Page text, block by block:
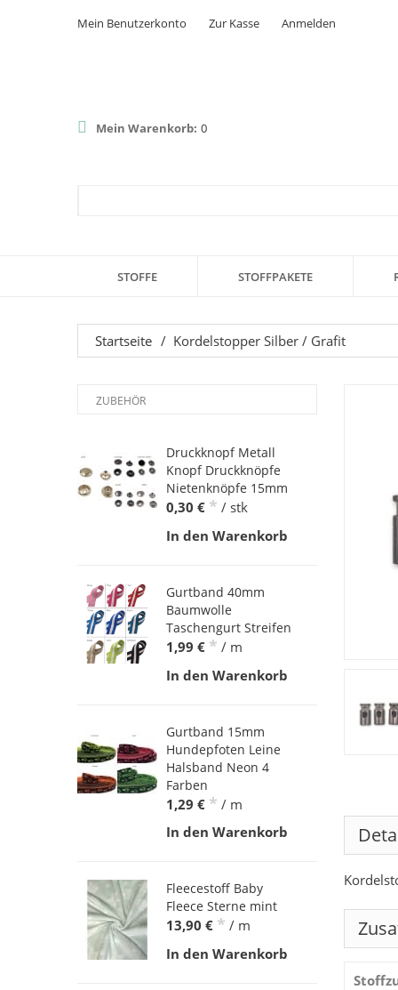
Mein Benutzerkonto Zur Kasse Anmelden
Mein Warenkorb: 0
STOFFE STOFFPAKETE
Startseite / Kordelstopper Silber / Grafit
ZUBEHÖR
Druckknopf Metall
Knopf Druckknöpfe
Nietenknöpfe 15mm
0,30 € * / stk
In den Warenkorb
Gurtband 40mm
Baumwolle
Taschengurt Streifen
1,99 € * / m
In den Warenkorb
Gurtband 15mm
Hundepfoten Leine
Halsband Neon 4
Farben
1,29 € * / m
In den Warenkorb
Fleecestoff Baby
Fleece Sterne mint
13,90 € * / m
In den Warenkorb